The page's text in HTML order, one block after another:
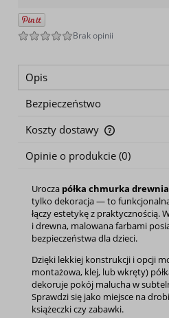
Opis
Bezpieczeństwo
Koszty dostawy
Cena nie zawiera ewentualnych
Opinie o produkcie (0)
Urocza półka chmurka
tylko dekoracja — to
łączy estetykę z praktycznością.
i drewna, malowana farbami
bezpieczeństwa dla dzieci.
Dzięki lekkiej konstrukcji i opcji
montażowa, klej, lub wkręty)
dekoruje pokój malucha w
Sprawdzi się jako miejsce na
książeczki czy zabawki.